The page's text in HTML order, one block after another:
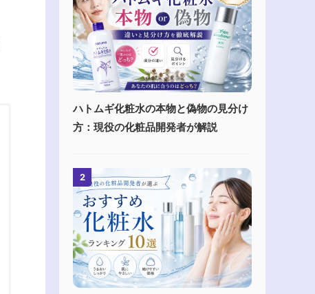
ハトムギ化粧水の本物と偽物の見分け
方：現役の化粧品開発者が解説
2